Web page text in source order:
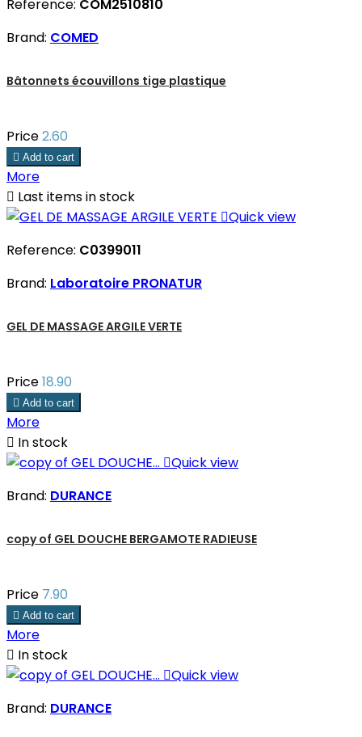
Reference: COM2510810
Brand: COMED
Bâtonnets écouvillons tige plastique
Price2.60
 Add to cart
More
 Last items in stock
Quick view
Reference: C0399011
Brand: Laboratoire PRONATUR
GEL DE MASSAGE ARGILE VERTE
Price18.90
 Add to cart
More
 In stock
Quick view
Brand: DURANCE
copy of GEL DOUCHE BERGAMOTE RADIEUSE
Price 7.90
 Add to cart
More
 In stock
Quick view
Brand: DURANCE